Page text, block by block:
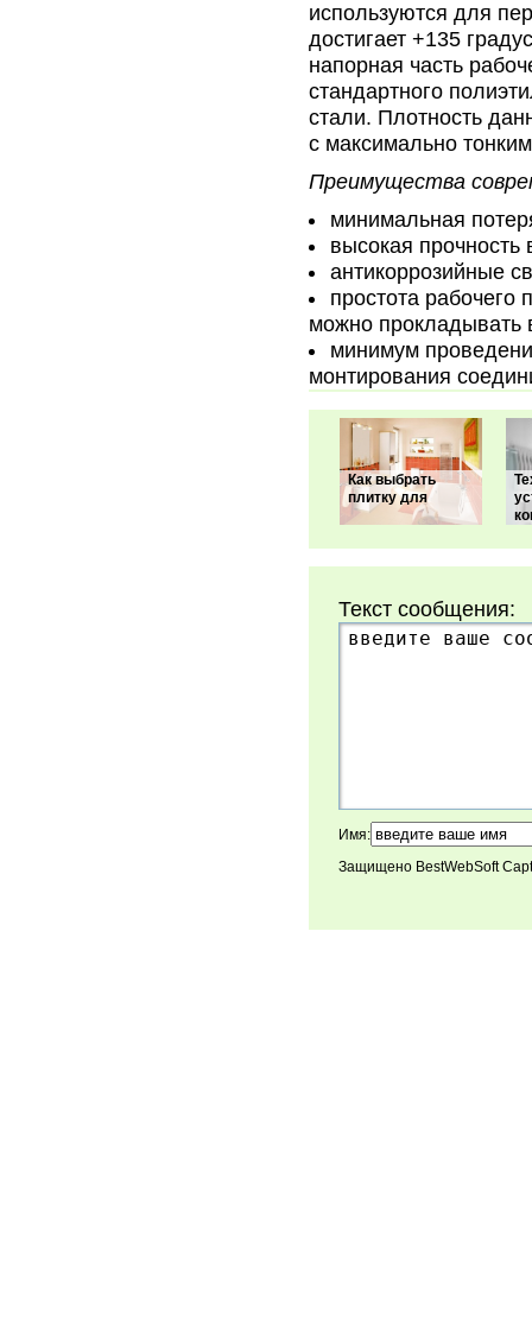
используются для
достигает +135
напорная часть
стандартного
стали. Плотность
с максимально
Преимущества
минимальная
высокая
антикоррозийные
простота рабочего
можно прокладывать
минимум
монтирования
Как выбрать
плитку для
Текст сообщения:
Имя:
Защищено BestWebSoft